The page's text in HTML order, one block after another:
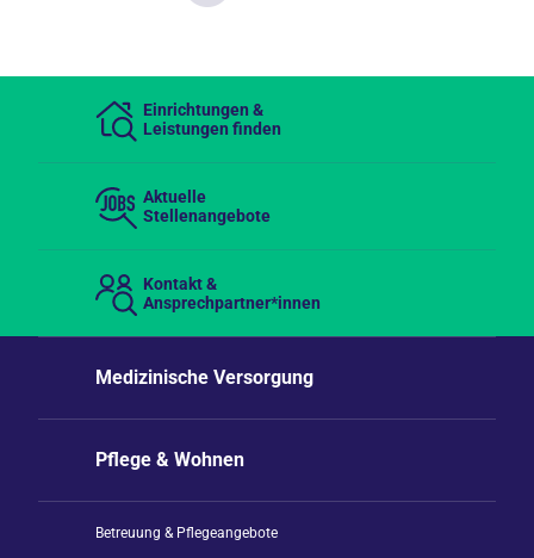
Einrichtungen &
Leistungen finden
Aktuelle
Stellenangebote
Kontakt &
Ansprechpartner*innen
Medizinische Versorgung
Pflege & Wohnen
Betreuung & Pflegeangebote